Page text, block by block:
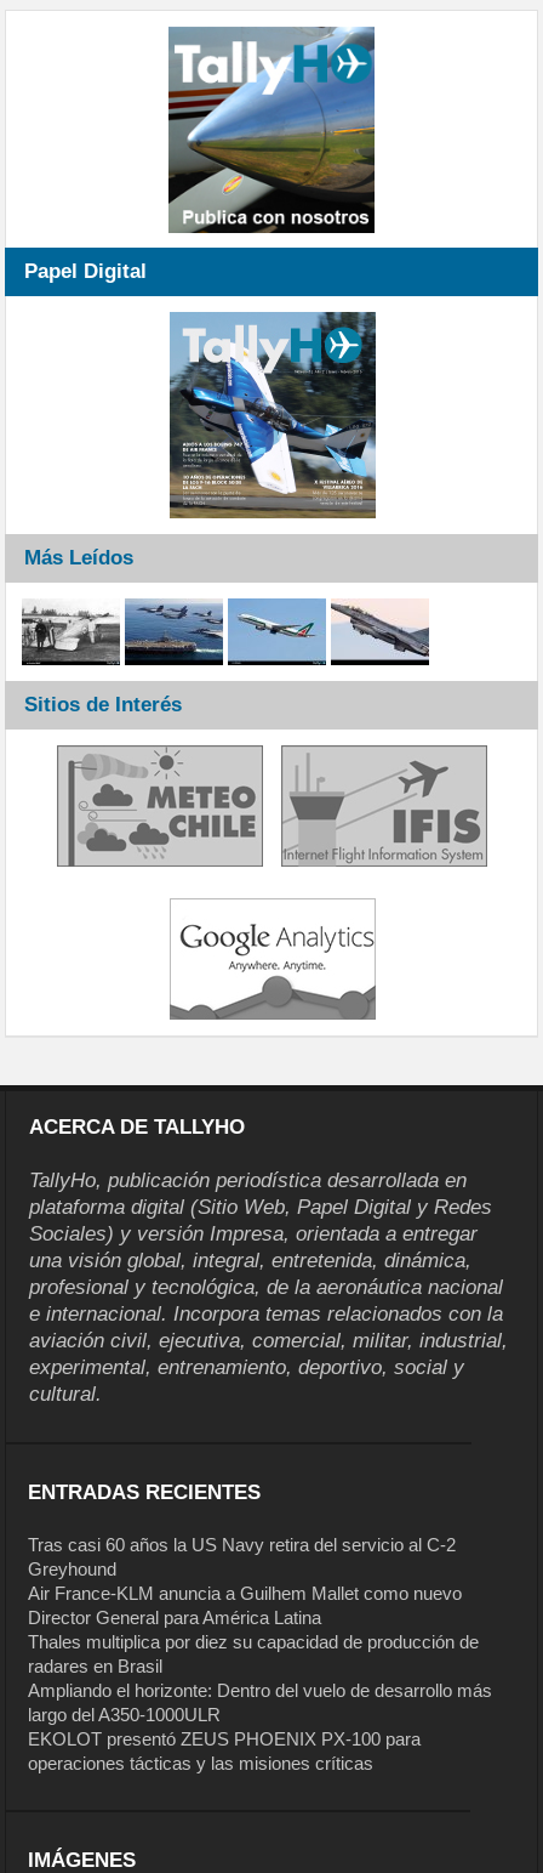
Papel Digital
Más Leídos
Sitios de Interés
ACERCA DE TALLYHO
TallyHo, publicación periodística desarrollada en
plataforma digital (Sitio Web, Papel Digital y Redes
Sociales) y versión Impresa, orientada a entregar
una visión global, integral, entretenida, dinámica,
profesional y tecnológica, de la aeronáutica nacional
e internacional. Incorpora temas relacionados con la
aviación civil, ejecutiva, comercial, militar, industrial,
experimental, entrenamiento, deportivo, social y
cultural.
ENTRADAS RECIENTES
Tras casi 60 años la US Navy retira del servicio al C-2
Greyhound
Air France-KLM anuncia a Guilhem Mallet como nuevo
Director General para América Latina
Thales multiplica por diez su capacidad de producción de
radares en Brasil
Ampliando el horizonte: Dentro del vuelo de desarrollo más
largo del A350-1000ULR
EKOLOT presentó ZEUS PHOENIX PX-100 para
operaciones tácticas y las misiones críticas
IMÁGENES